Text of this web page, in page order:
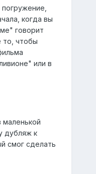
когда вы
говорит
то, чтобы
или в
маленькой
дубляж к
смог сделать